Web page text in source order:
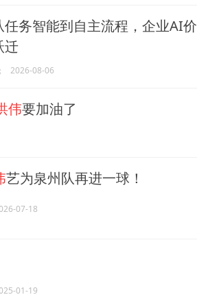
任务智能到自主流程，企业AI价
迁
2026-08-06
伟要加油了
艺为泉州队再进一球！
07-18
01-19